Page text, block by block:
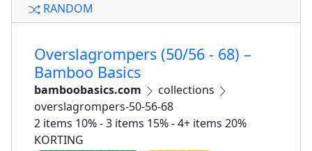
RANDOM
Overslagrompers (50/56 - 68) –
Bamboo Basics
bamboobasics.com
collections
overslagrompers-50-56-68
2 items 10% - 3 items 15% - 4+ items 20%
KORTING